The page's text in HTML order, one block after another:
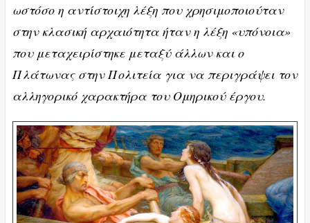
ωστόσο η αντίστοιχη λέξη που χρησιμοποιούταν
στην κλασική αρχαιότητα ήταν η λέξη «υπόνοια»
που μεταχειρίστηκε μεταξύ άλλων και ο
Πλάτωνας στην Πολιτεία για να περιγράψει τον
αλληγορικό χαρακτήρα του Ομηρικού έργου.